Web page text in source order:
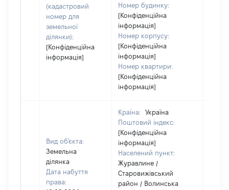
(кадастровий
номер для
земельної
ділянки):
[Конфіденційна
інформація]
Номер будинку:
[Конфіденційна
інформація]
Номер корпусу:
[Конфіденційна
інформація]
Номер квартири:
[Конфіденційна
інформація]
Вид об'єкта:
Земельна
ділянка
Дата набуття
права:
Країна:
Україна
Поштовий індекс:
[Конфіденційна
інформація]
Населений пункт:
Журавлине /
Старовижівський
район / Волинська